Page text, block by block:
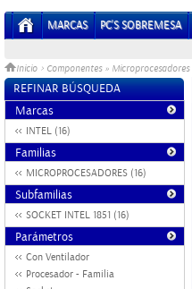
MARCAS PC'S SOBREMESA
Inicio > Componentes » Microprocesadores
REFINAR BÚSQUEDA
Marcas
INTEL (16)
Familias
MICROPROCESADORES (16)
Subfamilias
SOCKET INTEL 1851 (16)
Parámetros
Con Ventilador
Procesador - Familia